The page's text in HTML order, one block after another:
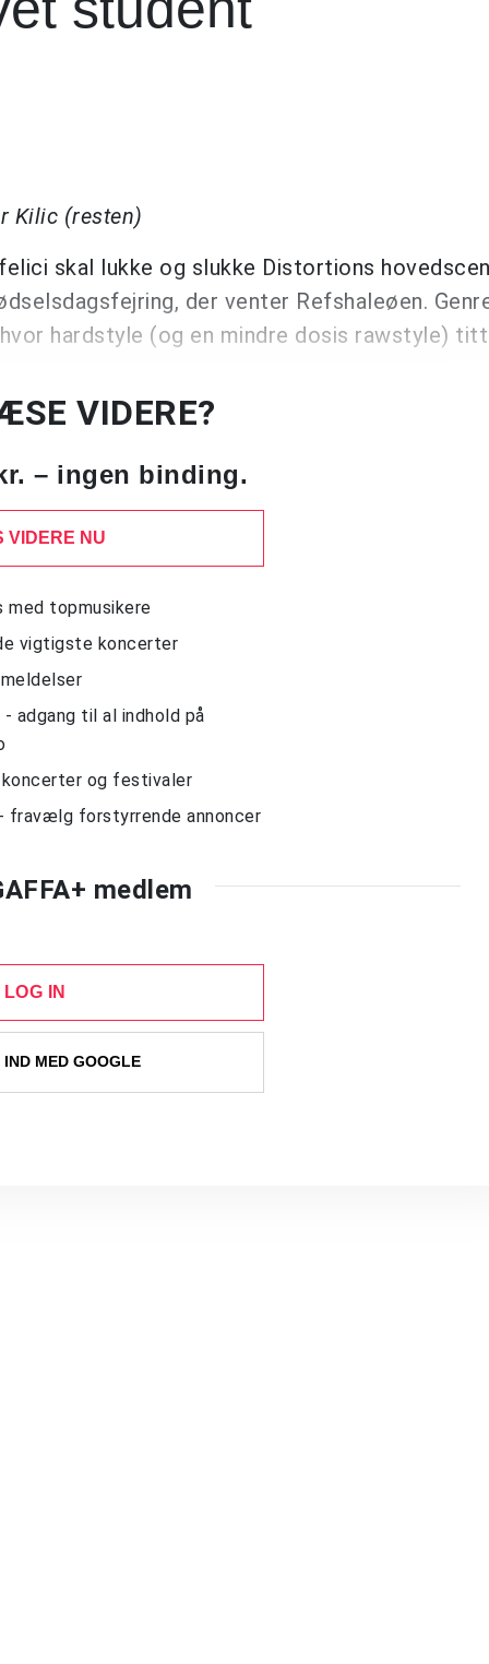
Kilic (resten)
skal lukke og slukke Distortions
der venter Refshaleøen.
hardstyle (og en mindre dosis rawstyle)
VIDERE?
– ingen binding.
NU
med topmusikere
vigtigste koncerter
adgang til al indhold på
og festivaler
fravælg forstyrrende annoncer
medlem
LOG IN
MED GOOGLE